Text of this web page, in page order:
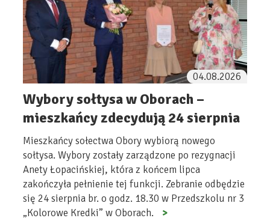
04.08.2026
Wybory sołtysa w Oborach –
mieszkańcy zdecydują 24 sierpnia
Mieszkańcy sołectwa Obory wybiorą nowego
sołtysa. Wybory zostały zarządzone po rezygnacji
Anety Łopacińskiej, która z końcem lipca
zakończyła pełnienie tej funkcji. Zebranie odbędzie
się 24 sierpnia br. o godz. 18.30 w Przedszkolu nr 3
„Kolorowe Kredki” w Oborach.